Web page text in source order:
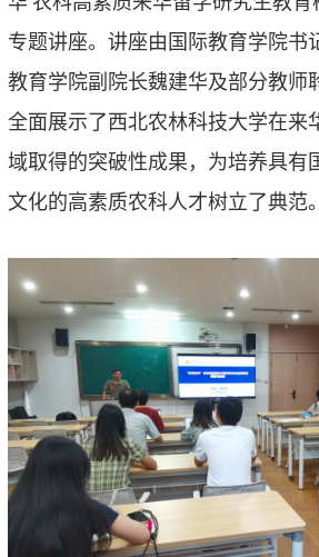
专题讲座。讲座由国际教育学院书
教育学院副院长魏建华及部分教师
全面展示了 西北农林科技大学在来
域取得的突破性成果，为培养具有
文化的高素质农科人才树立了典范。